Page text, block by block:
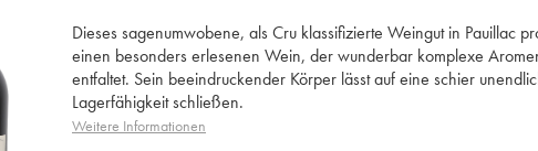
Dieses sagenumwobene, als Cru klassifizierte Weingut in Pauillac
einen besonders erlesenen Wein, der wunderbar komplexe
entfaltet. Sein beeindruckender Körper lässt auf eine schier
Lagerfähigkeit schließen.
Weitere Informationen